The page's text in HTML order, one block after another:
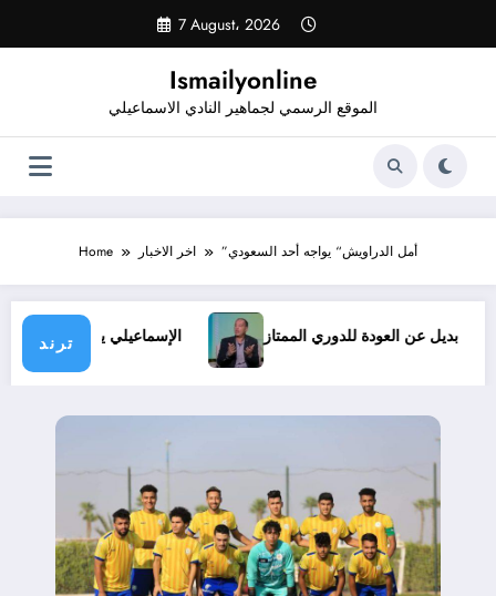
content
7 August، 2026
Ismailyonline
الموقع الرسمي لجماهير النادي الاسماعيلي
Home اخر الاخبار ”أمل الدراويش“ يواجه أحد السعودي
ترند
الإسماعيلي يدخل ولا بديل عن العودة للدوري الممتاز